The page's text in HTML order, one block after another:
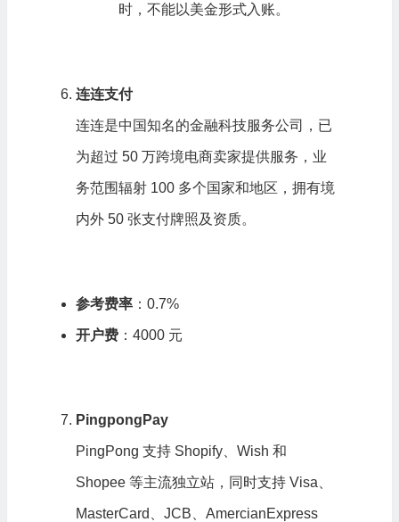
时，不能以美金形式入账。
连连支付
连连是中国知名的金融科技服务公司，已
为超过 50 万跨境电商卖家提供服务，业
务范围辐射 100 多个国家和地区，拥有境
内外 50 张支付牌照及资质。
参考费率：0.7%
开户费：4000 元
PingpongPay
PingPong 支持 Shopify、Wish 和
Shopee 等主流独立站，同时支持 Visa、
MasterCard、JCB、AmercianExpress